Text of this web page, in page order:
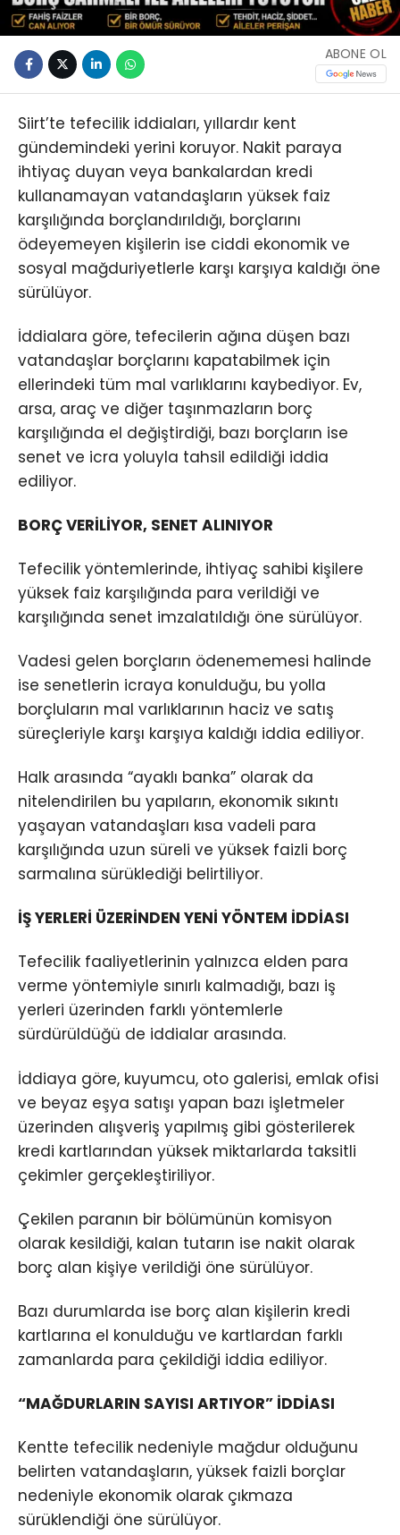
ABONE OL
Siirt’te tefecilik iddiaları, yıllardır kent
gündemindeki yerini koruyor. Nakit paraya
ihtiyaç duyan veya bankalardan kredi
kullanamayan vatandaşların yüksek faiz
karşılığında borçlandırıldığı, borçlarını
ödeyemeyen kişilerin ise ciddi ekonomik ve
sosyal mağduriyetlerle karşı karşıya kaldığı öne
sürülüyor.
İddialara göre, tefecilerin ağına düşen bazı
vatandaşlar borçlarını kapatabilmek için
ellerindeki tüm mal varlıklarını kaybediyor. Ev,
arsa, araç ve diğer taşınmazların borç
karşılığında el değiştirdiği, bazı borçların ise
senet ve icra yoluyla tahsil edildiği iddia
ediliyor.
BORÇ VERİLİYOR, SENET ALINIYOR
Tefecilik yöntemlerinde, ihtiyaç sahibi kişilere
yüksek faiz karşılığında para verildiği ve
karşılığında senet imzalatıldığı öne sürülüyor.
Vadesi gelen borçların ödenememesi halinde
ise senetlerin icraya konulduğu, bu yolla
borçluların mal varlıklarının haciz ve satış
süreçleriyle karşı karşıya kaldığı iddia ediliyor.
Halk arasında “ayaklı banka” olarak da
nitelendirilen bu yapıların, ekonomik sıkıntı
yaşayan vatandaşları kısa vadeli para
karşılığında uzun süreli ve yüksek faizli borç
sarmalına sürüklediği belirtiliyor.
İŞ YERLERİ ÜZERİNDEN YENİ YÖNTEM İDDİASI
Tefecilik faaliyetlerinin yalnızca elden para
verme yöntemiyle sınırlı kalmadığı, bazı iş
yerleri üzerinden farklı yöntemlerle
sürdürüldüğü de iddialar arasında.
İddiaya göre, kuyumcu, oto galerisi, emlak ofisi
ve beyaz eşya satışı yapan bazı işletmeler
üzerinden alışveriş yapılmış gibi gösterilerek
kredi kartlarından yüksek miktarlarda taksitli
çekimler gerçekleştiriliyor.
Çekilen paranın bir bölümünün komisyon
olarak kesildiği, kalan tutarın ise nakit olarak
borç alan kişiye verildiği öne sürülüyor.
Bazı durumlarda ise borç alan kişilerin kredi
kartlarına el konulduğu ve kartlardan farklı
zamanlarda para çekildiği iddia ediliyor.
“MAĞDURLARIN SAYISI ARTIYOR” İDDİASI
Kentte tefecilik nedeniyle mağdur olduğunu
belirten vatandaşların, yüksek faizli borçlar
nedeniyle ekonomik olarak çıkmaza
sürüklendiği öne sürülüyor.